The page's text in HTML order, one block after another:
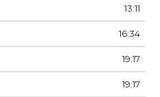
13:11
16:34
19:17
19:17